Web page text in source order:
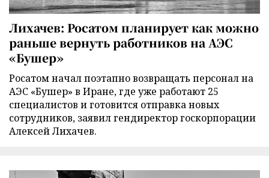
Лихачев: Росатом планирует как можно
раньше вернуть работников на АЭС
«Бушер»
Росатом начал поэтапно возвращать персонал на
АЭС «Бушер» в Иране, где уже работают 25
специалистов и готовится отправка новых
сотрудников, заявил гендиректор госкорпорации
Алексей Лихачев.